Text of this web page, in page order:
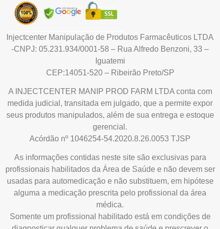
Injectcenter Manipulação de Produtos Farmacêuticos LTDA
-CNPJ: 05.231.934/0001-58 – Rua Alfredo Benzoni, 33 –
Iguatemi
CEP:14051-520 – Ribeirão Preto/SP
A INJECTCENTER MANIP PROD FARM LTDA conta com
medida judicial, transitada em julgado, que a permite expor
seus produtos manipulados, além de sua entrega e estoque
gerencial.
Acórdão nº 1046254-54.2020.8.26.0053 TJSP
As informações contidas neste site são exclusivas para
profissionais habilitados da Área de Saúde e não devem ser
usadas para automedicação e não substituem, em hipótese
alguma a medicação prescrita pelo profissional da área
médica.
Somente um profissional habilitado está em condições de